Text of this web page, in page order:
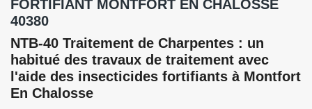
FORTIFIANT MONTFORT EN CHALOSSE
40380
NTB-40 Traitement de Charpentes : un
habitué des travaux de traitement avec
l'aide des insecticides fortifiants à Montfort
En Chalosse